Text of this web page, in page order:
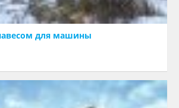
для машины